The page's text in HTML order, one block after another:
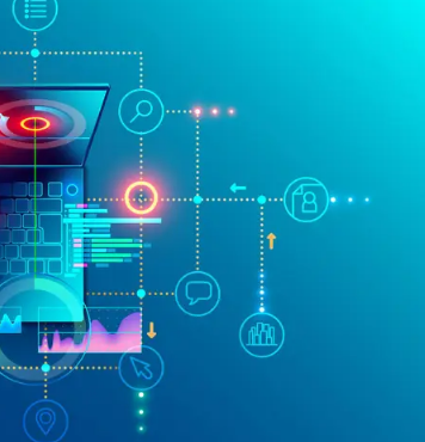
Agid Agenzia per l'Italia Digitale